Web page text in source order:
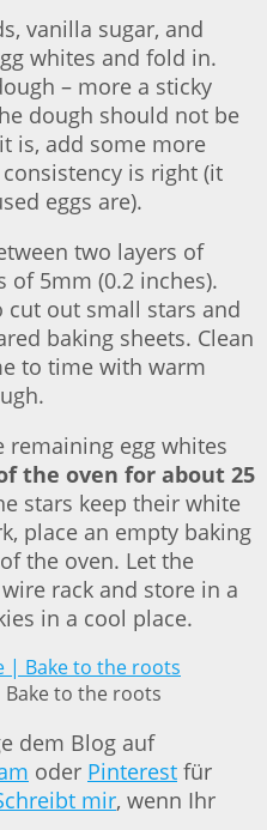
vanilla sugar, and
whites and fold in.
– more a sticky
dough should not be
is, add some more
is right (it
eggs are).
two layers of
of 5mm (0.2 inches).
cut out small stars and
baking sheets. Clean
to time with warm
remaining egg whites
the oven for about 25
stars keep their white
place an empty baking
the oven. Let the
rack and store in a
in a cool place.
to the roots
dem Blog auf
oder Pinterest für
mir, wenn Ihr